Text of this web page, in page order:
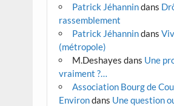
Patrick Jéhannindans
rassemblement
Patrick Jéhannindans
(métropole)
M.Deshayes dans Une
vraiment ?…
Association Bourg de
Environdans Une question